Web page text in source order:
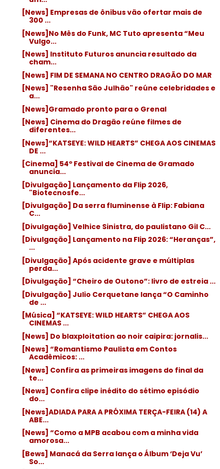
[News] Empresas de ônibus vão ofertar mais de
300 ...
[News]No Mês do Funk, MC Tuto apresenta “Meu
Vulgo...
[News] Instituto Futuros anuncia resultado da
cham...
[News] FIM DE SEMANA NO CENTRO DRAGÃO DO MAR
[News] "Resenha São Julhão" reúne celebridades e
a...
[News]Gramado pronto para o Grenal
[News] Cinema do Dragão reúne filmes de
diferentes...
[News]“KATSEYE: WILD HEARTS” CHEGA AOS CINEMAS
DE ...
[Cinema] 54º Festival de Cinema de Gramado
anuncia...
[Divulgação] Lançamento da Flip 2026,
"Biotecnosfe...
[Divulgação] Da serra fluminense à Flip: Fabiana
C...
[Divulgação] Velhice Sinistra, do paulistano Gil C...
[Divulgação] Lançamento na Flip 2026: “Heranças”,
...
[Divulgação] Após acidente grave e múltiplas
perda...
[Divulgação] “Cheiro de Outono”: livro de estreia ...
[Divulgação] Julio Cerquetane lança “O Caminho
de ...
[Música] “KATSEYE: WILD HEARTS” CHEGA AOS
CINEMAS ...
[News] Do blaxploitation ao noir caipira: jornalis...
[News] “Romantismo Paulista em Contos
Acadêmicos: ...
[News] Confira as primeiras imagens do final da
te...
[News] Confira clipe inédito do sétimo episódio
do...
[News]ADIADA PARA A PRÓXIMA TERÇA-FEIRA (14) A
ABE...
[News] “Como a MPB acabou com a minha vida
amorosa...
[Bews] Manacá da Serra lança o Álbum ‘Deja Vu’
So...